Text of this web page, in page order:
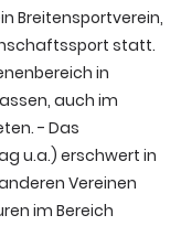
Breitensportverein,
statt.
in
auch im
- Das
u.a.) erschwert in
Vereinen
im Bereich